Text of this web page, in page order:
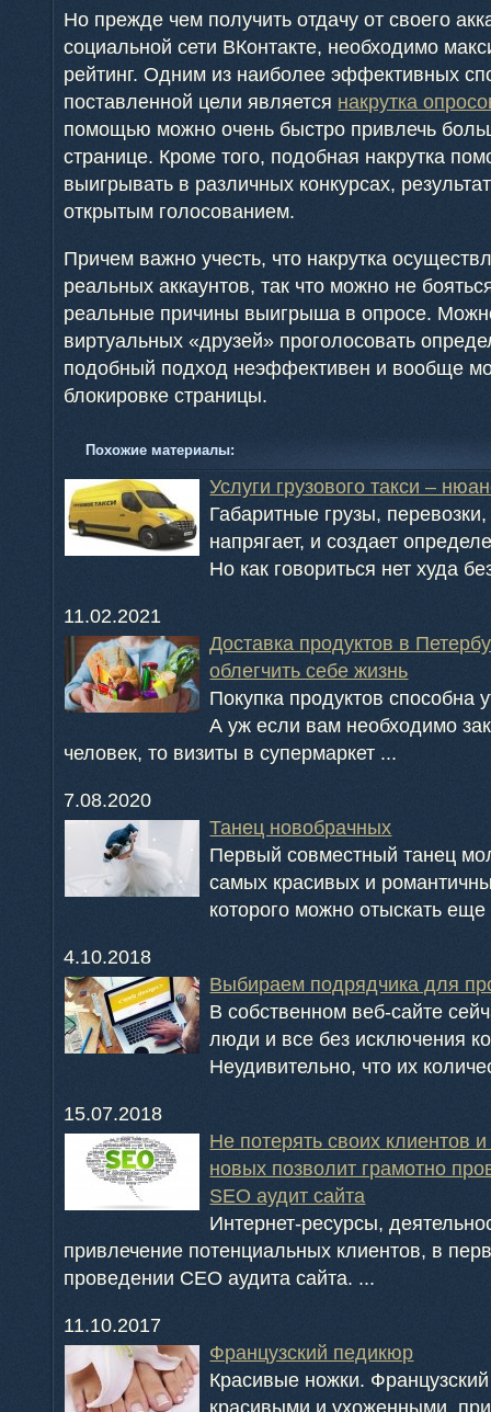
Но прежде чем получить отдачу от своего
социальной сети ВКонтакте, необходимо
рейтинг. Одним из наиболее эффективных
поставленной цели является накрутка
помощью можно очень быстро привлечь
странице. Кроме того, подобная накрутка
выигрывать в различных конкурсах,
открытым голосованием.
Причем важно учесть, что накрутка
реальных аккаунтов, так что можно не
реальные причины выигрыша в опросе.
виртуальных «друзей» проголосовать
подобный подход неэффективен и вообще
блокировке страницы.
Похожие материалы:
Услуги грузового такси –
Габаритные грузы,
напрягает, и создает
Но как говориться нет худа
11.02.2021
Доставка продуктов в
облегчить себе жизнь
Покупка продуктов способна
А уж если вам необходимо
человек, то визиты в супермаркет ...
7.08.2020
Танец новобрачных
Первый совместный танец
самых красивых и
которого можно отыскать
4.10.2018
Выбираем подрядчика для
В собственном веб-сайте
люди и все без исключения
Неудивительно, что их
15.07.2018
Не потерять своих клиентов
новых позволит грамотно
SEO аудит сайта
Интернет-ресурсы,
привлечение потенциальных клиентов, в
проведении СЕО аудита сайта. ...
11.10.2017
Французский педикюр
Красивые ножки.
красивыми и ухоженными,